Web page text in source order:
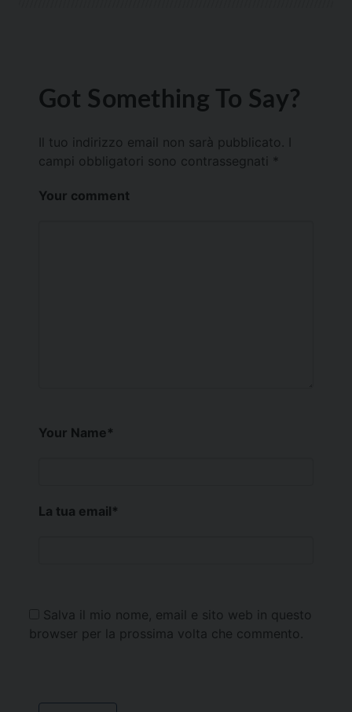
Got Something To Say?
Il tuo indirizzo email non sarà pubblicato.
campi obbligatori sono contrassegnati *
Your comment
Your Name*
La tua email*
Salva il mio nome, email e sito web in questo
browser per la prossima volta che commento.